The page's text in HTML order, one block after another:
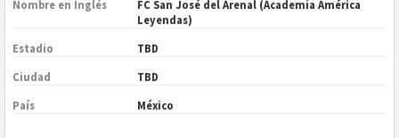
Nombre en Inglés
FC San José del Arenal (Academia América
Leyendas)
Estadio TBD
Ciudad TBD
País México